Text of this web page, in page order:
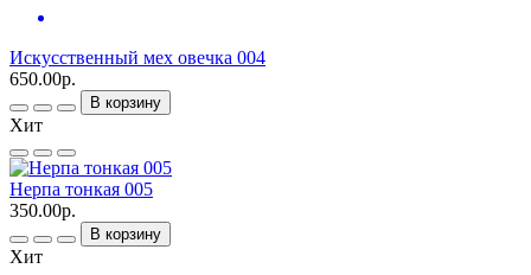
Искусственный мех овечка 004
650.00р.
В корзину
Хит
Нерпа тонкая 005
350.00р.
В корзину
Хит